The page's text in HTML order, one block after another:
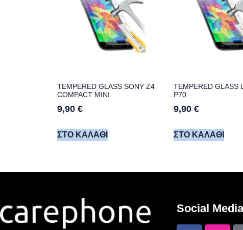
TEMPERED GLASS SONY Z4
COMPACT MINI
9,90 €
ΣΤΟ ΚΑΛΆΘΙ
TEMPERED GLASS
P70
9,90 €
ΣΤΟ ΚΑΛΆΘΙ
Social Media